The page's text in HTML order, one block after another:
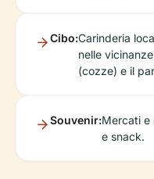
Cibo:Carinderia
nelle
(cozze) e il
Souvenir:Mercati e
e snack.